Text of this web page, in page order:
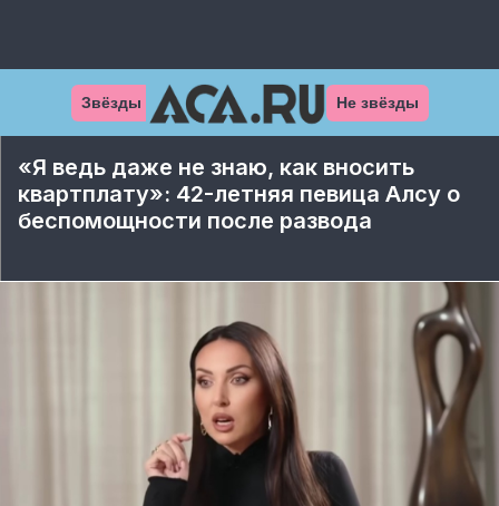
Звёзды Не звёзды
«Я ведь даже не знаю, как вносить
квартплату»: 42-летняя певица Алсу о
беспомощности после развода